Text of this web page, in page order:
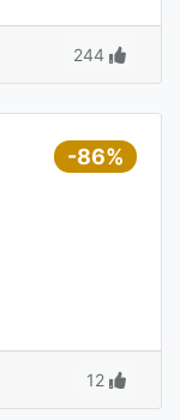
244
-86%
12